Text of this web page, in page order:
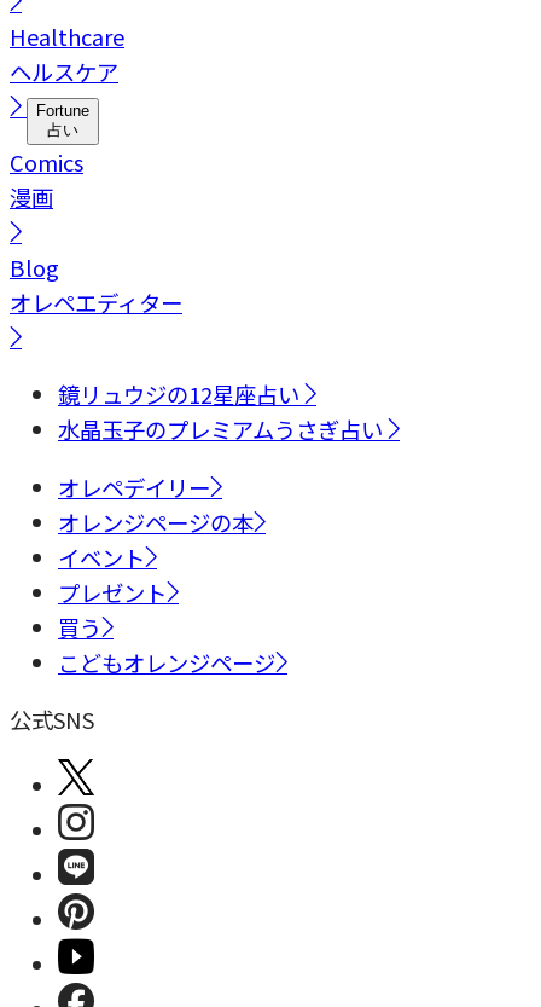
Healthcare
ヘルスケア
Fortune
占い
Comics
漫画
Blog
オレペエディター
鏡リュウジの12星座占い
水晶玉子のプレミアムうさぎ占い
オレペデイリー
オレンジページの本
イベント
プレゼント
買う
こどもオレンジページ
公式SNS